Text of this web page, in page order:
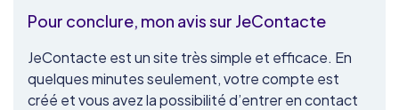
Pour conclure, mon avis sur JeContacte
JeContacte est un site très simple et efficace. En
quelques minutes seulement, votre compte est
créé et vous avez la possibilité d’entrer en contact